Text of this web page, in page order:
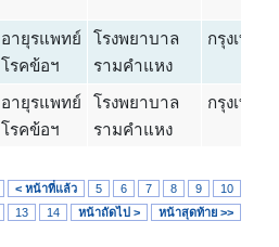
อายุรแพทย์
โรคข้อฯ
โรงพยาบาล
รามคำแหง
กรุงเทพ
อายุรแพทย์
โรคข้อฯ
โรงพยาบาล
รามคำแหง
กรุงเทพ
< หน้าที่แล้ว 5 6 7 8 9
10
13 14 หน้าถัดไป > หน้าสุดท้าย >>